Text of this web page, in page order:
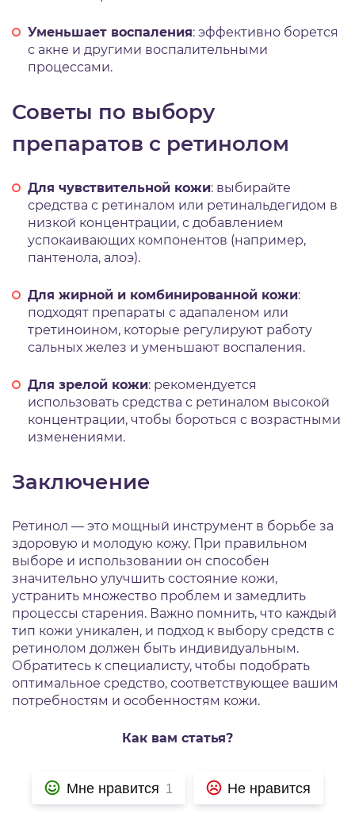
Уменьшает воспаления: эффективно борется
с акне и другими воспалительными
процессами.
Советы по выбору
препаратов с ретинолом
Для чувствительной кожи: выбирайте
средства с ретиналом или ретинальдегидом в
низкой концентрации, с добавлением
успокаивающих компонентов (например,
пантенола, алоэ).
Для жирной и комбинированной кожи:
подходят препараты с адапаленом или
третиноином, которые регулируют работу
сальных желез и уменьшают воспаления.
Для зрелой кожи: рекомендуется
использовать средства с ретиналом высокой
концентрации, чтобы бороться с возрастными
изменениями.
Заключение
Ретинол — это мощный инструмент в борьбе за
здоровую и молодую кожу. При правильном
выборе и использовании он способен
значительно улучшить состояние кожи,
устранить множество проблем и замедлить
процессы старения. Важно помнить, что каждый
тип кожи уникален, и подход к выбору средств с
ретинолом должен быть индивидуальным.
Обратитесь к специалисту, чтобы подобрать
оптимальное средство, соответствующее вашим
потребностям и особенностям кожи.
Как вам статья?
Мне нравится 1 Не нравится